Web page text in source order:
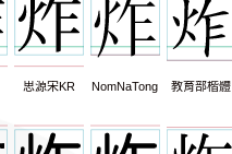
思源宋KR NomNaTong 教育部楷體